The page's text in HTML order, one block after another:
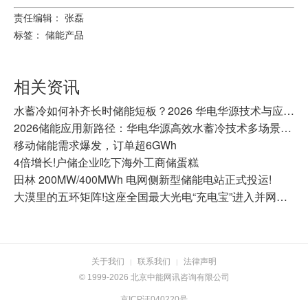
责任编辑： 张磊
标签： 储能产品
相关资讯
水蓄冷如何补齐长时储能短板？2026 华电华源技术与应用全景盘点.docx
2026储能应用新路径：华电华源高效水蓄冷技术多场景应用
移动储能需求爆发，订单超6GWh
4倍增长!户储企业吃下海外工商储蛋糕
田林 200MW/400MWh 电网侧新型储能电站正式投运!
大漠里的五环矩阵!这座全国最大光电“充电宝”进入并网商运冲刺
关于我们 | 联系我们 |
法律声明
© 1999-2026 北京中能网讯咨询有限公司